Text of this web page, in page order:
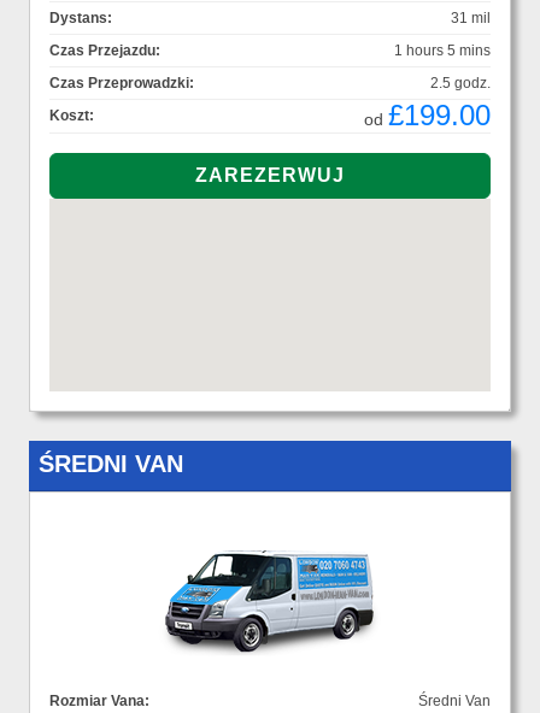
Dystans:
31 mil
Czas Przejazdu:
1 hours 5 mins
Czas Przeprowadzki:
2.5 godz.
Koszt:
od £199.00
ŚREDNI VAN
Rozmiar Vana:
Średni Van